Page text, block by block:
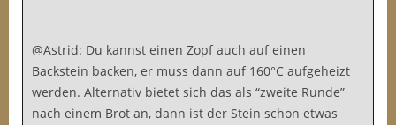
@Astrid: Du kannst einen Zopf auch auf einen
Backstein backen, er muss dann auf 160°C aufgeheizt
werden. Alternativ bietet sich das als “zweite Runde”
nach einem Brot an, dann ist der Stein schon etwas